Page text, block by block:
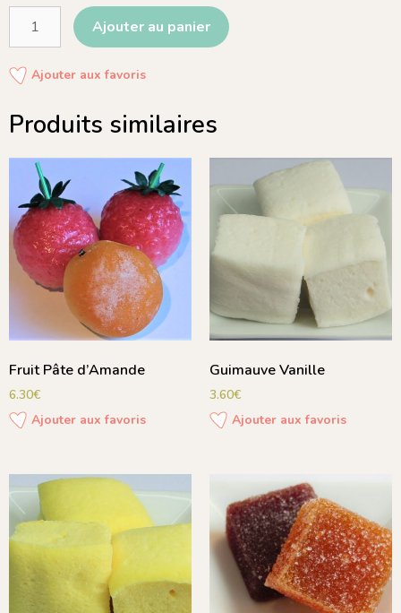
Ajouter au panier
Ajouter aux favoris
Produits similaires
Fruit Pâte d’Amande
6.30€
Ajouter aux favoris
Guimauve Vanille
3.60€
Ajouter aux favoris